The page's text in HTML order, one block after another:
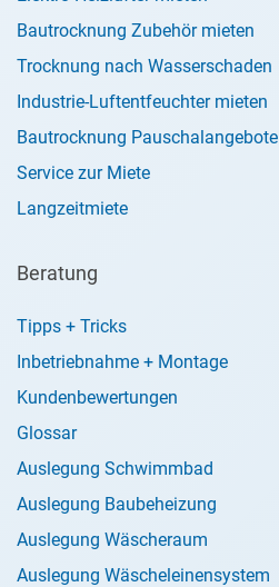
Bautrocknung Zubehör mieten
Trocknung nach Wasserschaden
Industrie-Luftentfeuchter mieten
Bautrocknung Pauschalangebote
Service zur Miete
Langzeitmiete
Beratung
Tipps + Tricks
Inbetriebnahme + Montage
Kundenbewertungen
Glossar
Auslegung Schwimmbad
Auslegung Baubeheizung
Auslegung Wäscheraum
Auslegung Wäscheleinensystem